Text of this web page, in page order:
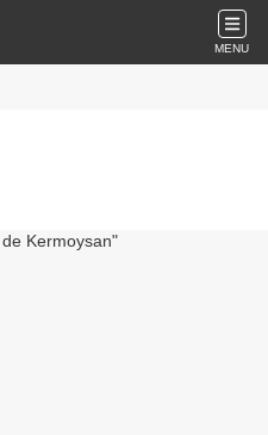
MENU